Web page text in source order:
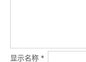
显示名称 *